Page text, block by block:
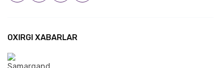
OXIRGI XABARLAR